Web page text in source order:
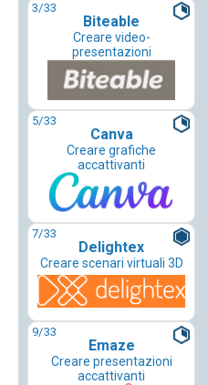
3/33
Biteable
Creare video-
presentazioni
5/33
Canva
Creare grafiche
accattivanti
7/33
Delightex
Creare scenari virtuali 3D
9/33
Emaze
Creare presentazioni
accattivanti